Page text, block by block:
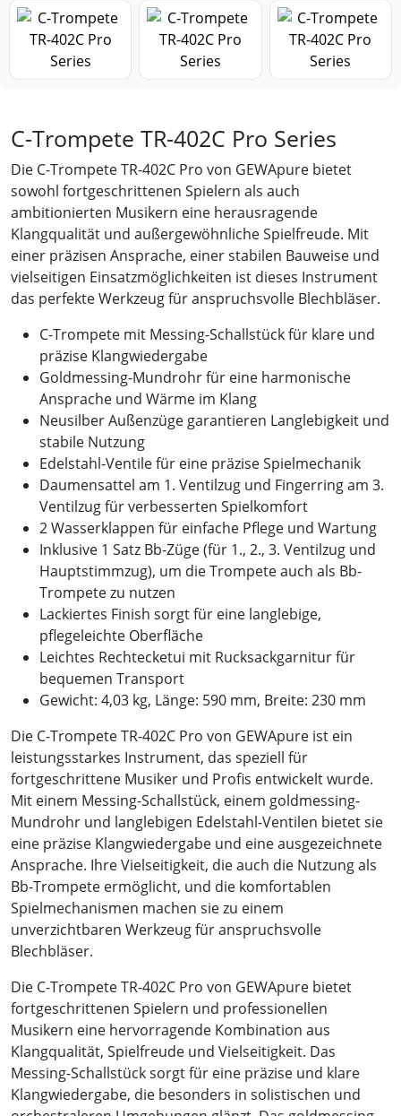
C-Trompete TR-402C Pro Series
Die C-Trompete TR-402C Pro von GEWApure bietet
sowohl fortgeschrittenen Spielern als auch
ambitionierten Musikern eine herausragende
Klangqualität und außergewöhnliche Spielfreude. Mit
einer präzisen Ansprache, einer stabilen Bauweise und
vielseitigen Einsatzmöglichkeiten ist dieses Instrument
das perfekte Werkzeug für anspruchsvolle Blechbläser.
C-Trompete mit Messing-Schallstück für klare und
präzise Klangwiedergabe
Goldmessing-Mundrohr für eine harmonische
Ansprache und Wärme im Klang
Neusilber Außenzüge garantieren Langlebigkeit und
stabile Nutzung
Edelstahl-Ventile für eine präzise Spielmechanik
Daumensattel am 1. Ventilzug und Fingerring am 3.
Ventilzug für verbesserten Spielkomfort
2 Wasserklappen für einfache Pflege und Wartung
Inklusive 1 Satz Bb-Züge (für 1., 2., 3. Ventilzug und
Hauptstimmzug), um die Trompete auch als Bb-
Trompete zu nutzen
Lackiertes Finish sorgt für eine langlebige,
pflegeleichte Oberfläche
Leichtes Rechtecketui mit Rucksackgarnitur für
bequemen Transport
Gewicht: 4,03 kg, Länge: 590 mm, Breite: 230 mm
Die C-Trompete TR-402C Pro von GEWApure ist ein
leistungsstarkes Instrument, das speziell für
fortgeschrittene Musiker und Profis entwickelt wurde.
Mit einem Messing-Schallstück, einem goldmessing-
Mundrohr und langlebigen Edelstahl-Ventilen bietet sie
eine präzise Klangwiedergabe und eine ausgezeichnete
Ansprache. Ihre Vielseitigkeit, die auch die Nutzung als
Bb-Trompete ermöglicht, und die komfortablen
Spielmechanismen machen sie zu einem
unverzichtbaren Werkzeug für anspruchsvolle
Blechbläser.
Die C-Trompete TR-402C Pro von GEWApure bietet
fortgeschrittenen Spielern und professionellen
Musikern eine hervorragende Kombination aus
Klangqualität, Spielfreude und Vielseitigkeit. Das
Messing-Schallstück sorgt für eine präzise und klare
Klangwiedergabe, die besonders in solistischen und